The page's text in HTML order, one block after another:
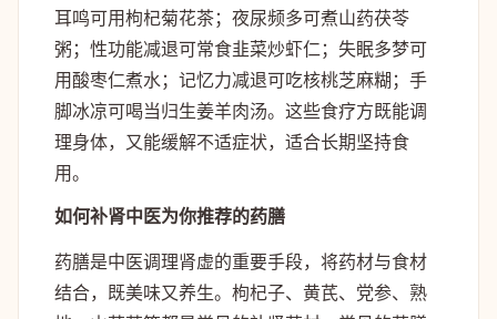
耳鸣可用枸杞菊花茶；夜尿频多可煮山药茯苓
粥；性功能减退可常食韭菜炒虾仁；失眠多梦可
用酸枣仁煮水；记忆力减退可吃核桃芝麻糊；手
脚冰凉可喝当归生姜羊肉汤。这些食疗方既能调
理身体，又能缓解不适症状，适合长期坚持食
用。
如何补肾中医为你推荐的药膳
药膳是中医调理肾虚的重要手段，将药材与食材
结合，既美味又养生。枸杞子、黄芪、党参、熟